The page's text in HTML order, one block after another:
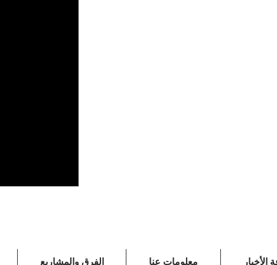
الأخبار معلومات عنا الفرق والمشاريع